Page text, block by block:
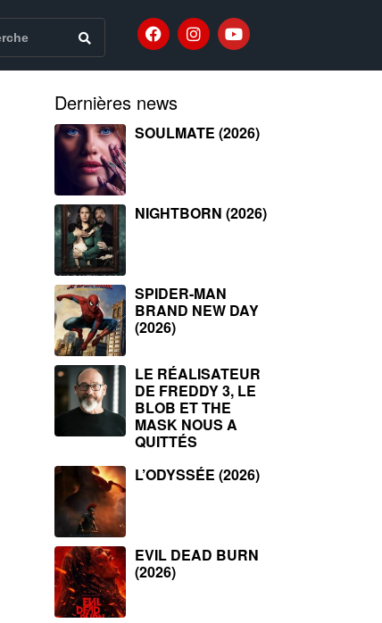
Dernières news
SOULMATE (2026)
NIGHTBORN (2026)
SPIDER-MAN
BRAND NEW DAY
(2026)
LE RÉALISATEUR
DE FREDDY 3, LE
BLOB ET THE
MASK NOUS A
QUITTÉS
L’ODYSSÉE (2026)
EVIL DEAD BURN
(2026)